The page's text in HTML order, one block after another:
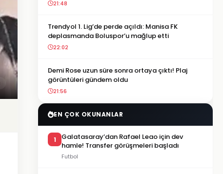
21:48
Trendyol 1. Lig’de perde açıldı: Manisa FK
deplasmanda Boluspor’u mağlup etti
22:02
Demi Rose uzun süre sonra ortaya çıktı! Plaj
görüntüleri gündem oldu
21:56
EN ÇOK OKUNANLAR
1
Galatasaray’dan Rafael Leao için dev
hamle! Transfer görüşmeleri başladı
Futbol